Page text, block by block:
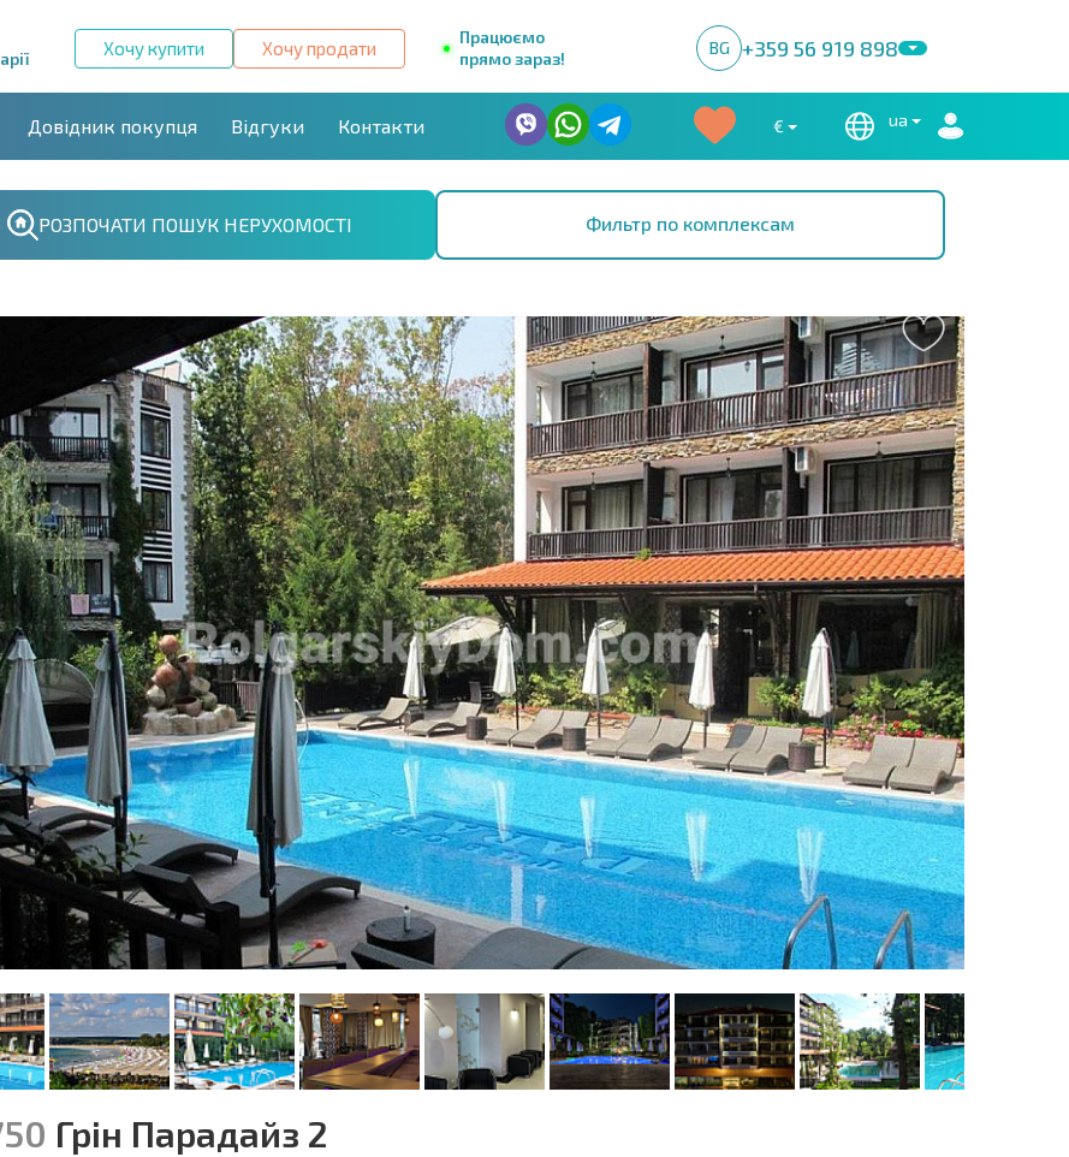
Хочу купити Хочу продати
Працюємо
прямо зараз!
BG +359 56 919 898
Довідник покупця Відгуки Контакти € ua
РОЗПОЧАТИ ПОШУК НЕРУХОМОСТІ Фильтр по комплексам
Грін Парадайз 2